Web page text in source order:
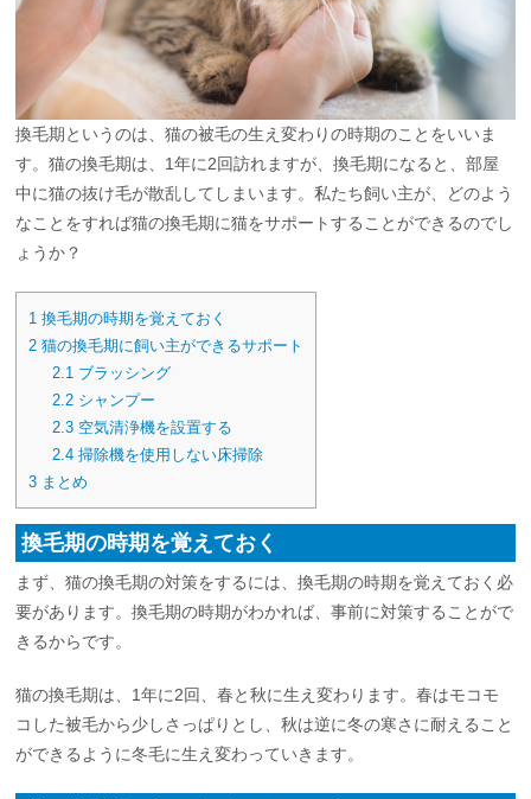
換毛期というのは、猫の被毛の生え変わりの時期のことをいいま
す。猫の換毛期は、1年に2回訪れますが、換毛期になると、部屋
中に猫の抜け毛が散乱してしまいます。私たち飼い主が、どのよう
なことをすれば猫の換毛期に猫をサポートすることができるのでし
ょうか？
1 換毛期の時期を覚えておく
2 猫の換毛期に飼い主ができるサポート
2.1 ブラッシング
2.2 シャンプー
2.3 空気清浄機を設置する
2.4 掃除機を使用しない床掃除
3 まとめ
換毛期の時期を覚えておく
まず、猫の換毛期の対策をするには、換毛期の時期を覚えておく必
要があります。換毛期の時期がわかれば、事前に対策することがで
きるからです。
猫の換毛期は、1年に2回、春と秋に生え変わります。春はモコモ
コした被毛から少しさっぱりとし、秋は逆に冬の寒さに耐えること
ができるように冬毛に生え変わっていきます。